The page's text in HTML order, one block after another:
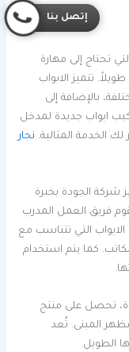
تحتاج إلى مهارة
تتميز الابواب
بالإضافة إلى
ابواب جديدة لمدخل
الخدمة المثالية. نجار
شركة الجودة بخبرة
فريق العمل المدرب
التي تتناسب مع
كما يتم استخدام
تحصل على منتج
المبنى. تُعد
الطويل.
إتصل بنا